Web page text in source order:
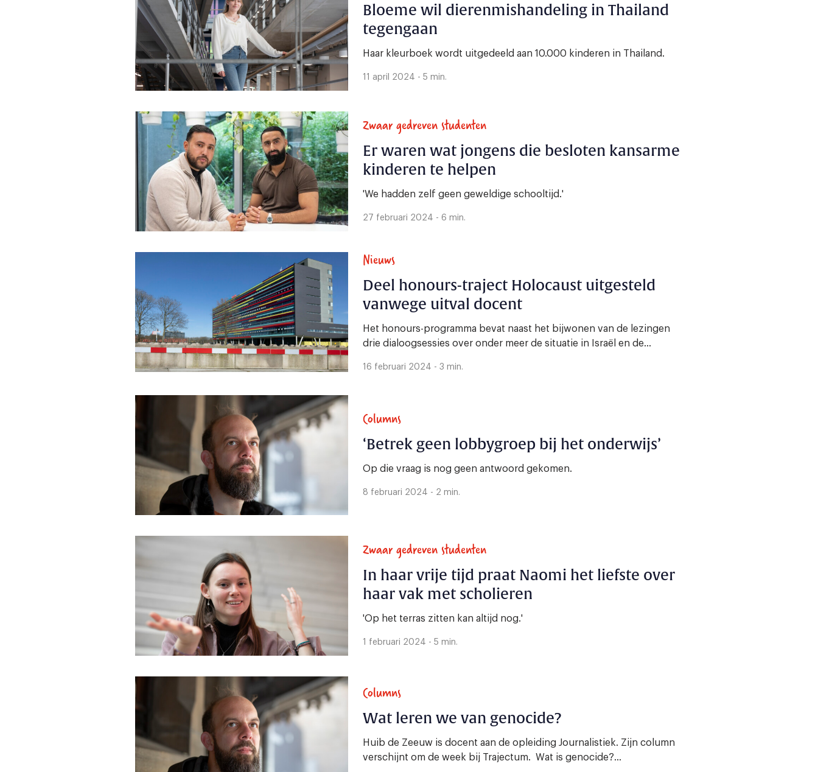
Bloeme wil dierenmishandeling in Thailand
tegengaan
Haar kleurboek wordt uitgedeeld aan 10.000 kinderen in Thailand.
11 april 2024 - 5 min.
Zwaar gedreven studenten
Er waren wat jongens die besloten kansarme
kinderen te helpen
'We hadden zelf geen geweldige schooltijd.'
27 februari 2024 - 6 min.
Nieuws
Deel honours-traject Holocaust uitgesteld
vanwege uitval docent
Het honours-programma bevat naast het bijwonen van de lezingen
drie dialoogsessies over onder meer de situatie in Israël en de...
16 februari 2024 - 3 min.
Columns
‘Betrek geen lobbygroep bij het onderwijs’
Op die vraag is nog geen antwoord gekomen.
8 februari 2024 - 2 min.
Zwaar gedreven studenten
In haar vrije tijd praat Naomi het liefste over
haar vak met scholieren
'Op het terras zitten kan altijd nog.'
1 februari 2024 - 5 min.
Columns
Wat leren we van genocide?
Huib de Zeeuw is docent aan de opleiding Journalistiek. Zijn column
verschijnt om de week bij Trajectum. Wat is genocide?...